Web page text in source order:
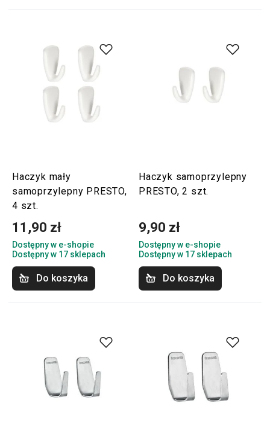
Haczyk mały
samoprzylepny PRESTO,
4 szt.
11,90 zł
Dostępny w e-shopie
Dostępny w 17 sklepach
Do koszyka
Haczyk samoprzylepny
PRESTO, 2 szt.
9,90 zł
Dostępny w e-shopie
Dostępny w 17 sklepach
Do koszyka